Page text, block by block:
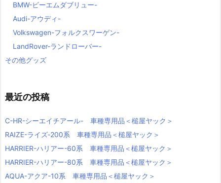
BMW-ビーエムダブリュー-
Audi-アウディ-
Volkswagen-フォルクスワーゲン-
LandRover-ランドローバー-
その他グッズ
最近の投稿
C-HR-シーエイチアール- 車種専用品＜槌屋ヤック＞
RAIZE-ライズ‐200系 車種専用品＜槌屋ヤック＞
HARRIER-ハリアー-60系 車種専用品＜槌屋ヤック＞
HARRIER-ハリアー-80系 車種専用品＜槌屋ヤック＞
AQUA-アクア-10系 車種専用品＜槌屋ヤック＞